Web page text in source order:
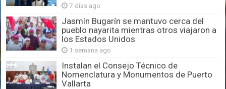
7 días ago
Jasmín Bugarín se mantuvo cerca del
pueblo nayarita mientras otros viajaron a
los Estados Unidos
1 semana ago
Instalan el Consejo Técnico de
Nomenclatura y Monumentos de Puerto
Vallarta